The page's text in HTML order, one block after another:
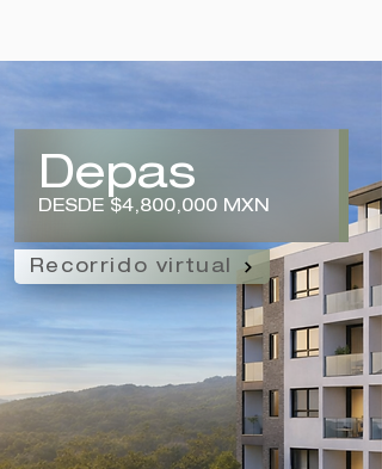
Depas
DESDE $4,800,000 MXN
Recorrido virtual